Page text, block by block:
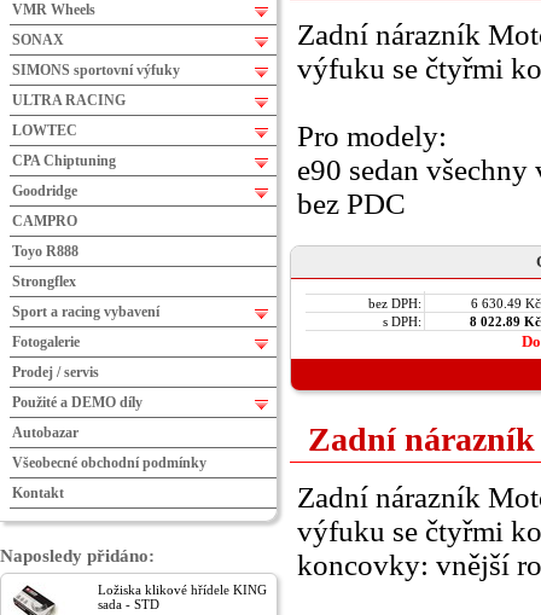
Zadní nárazník
výfuku se čtyřmi
Pro modely:
e90 sedan všechny
bez PDC
bez DPH:
6 630.49 Kč
s DPH:
8 022.89 Kč
Zadní
Zadní nárazník
výfuku se čtyřmi
koncovky: vnější
VMR Wheels
SONAX
SIMONS sportovní výfuky
ULTRA RACING
LOWTEC
CPA Chiptuning
Goodridge
CAMPRO
Toyo R888
Strongflex
Sport a racing vybavení
Fotogalerie
Prodej / servis
Použité a DEMO díly
Autobazar
Všeobecné obchodní podmínky
Kontakt
Naposledy přidáno:
Ložiska klikové hřídele KING
sada - STD